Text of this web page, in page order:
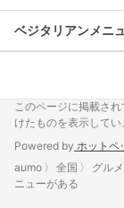
ベジタリアンメニ
このページに掲載さ
けたものを表示してい
Powered by ホットペ
aumo
全国 グルメ
ニューがある